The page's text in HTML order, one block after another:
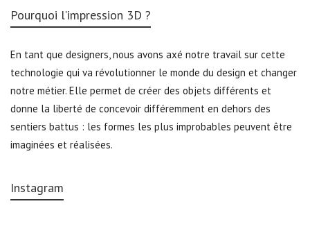
Pourquoi l’impression 3D ?
En tant que designers, nous avons axé notre travail sur cette
technologie qui va révolutionner le monde du design et changer
notre métier. Elle permet de créer des objets différents et
donne la liberté de concevoir différemment en dehors des
sentiers battus : les formes les plus improbables peuvent être
imaginées et réalisées.
Instagram